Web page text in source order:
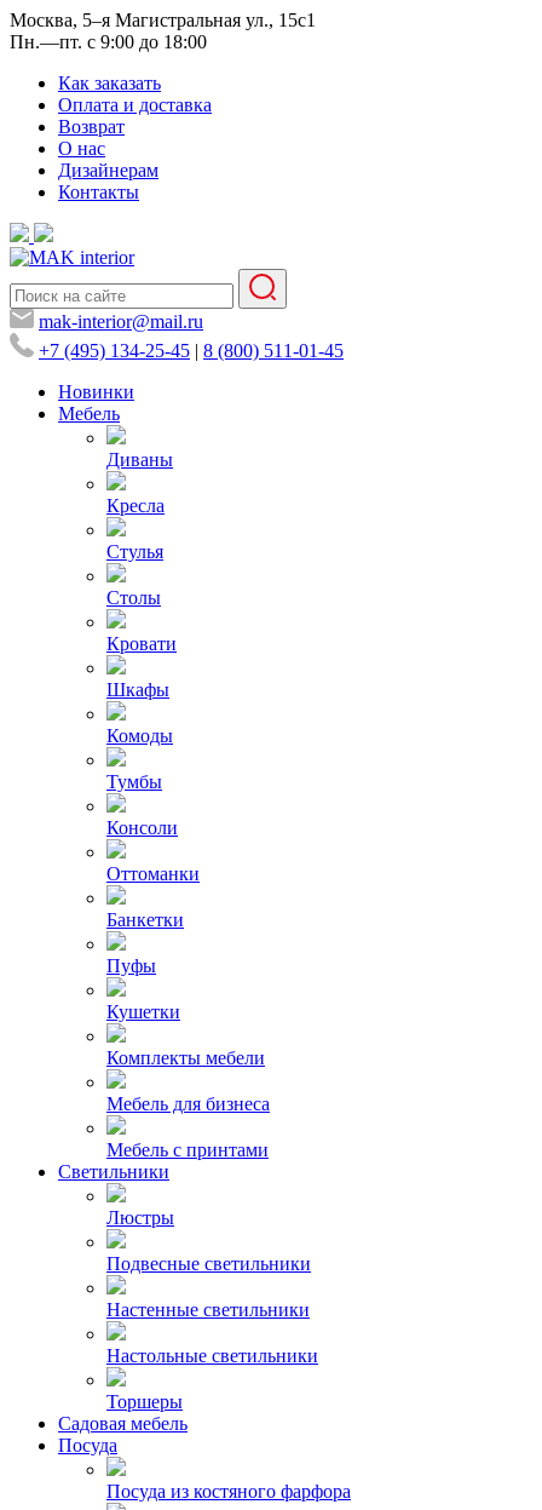
Москва, 5–я Магистральная ул., 15с1
Пн.—пт. с 9:00 до 18:00
Как заказать
Оплата и доставка
Возврат
О нас
Дизайнерам
Контакты
mak-interior@mail.ru
+7 (495) 134-25-45 | 8 (800) 511-01-45
Новинки
Мебель
Диваны
Кресла
Стулья
Столы
Кровати
Шкафы
Комоды
Тумбы
Консоли
Оттоманки
Банкетки
Пуфы
Кушетки
Комплекты мебели
Мебель для бизнеса
Мебель с принтами
Светильники
Люстры
Подвесные светильники
Настенные светильники
Настольные светильники
Торшеры
Садовая мебель
Посуда
Посуда из костяного фарфора